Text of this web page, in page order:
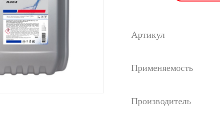
Артикул
Применяемость
Производитель